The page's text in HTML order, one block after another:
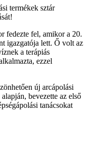
termékek sztár
fedezte fel, amikor a 20.
igazgatója lett. Ő volt az
a terápiás
ezzel
új arcápolási
bevezette az első
tanácsokat